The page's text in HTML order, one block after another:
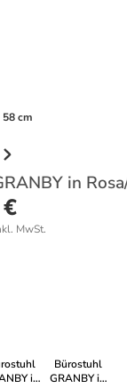
cm
in
MwSt.
in
Bürostuhl
GRANBY in